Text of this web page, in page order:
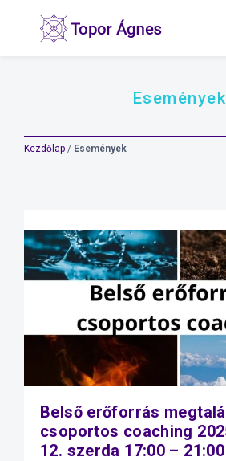
Események
Kezdőlap / Események
Belső erőforrás
csoportos coaching
12. szerda 17:00 – 21:00